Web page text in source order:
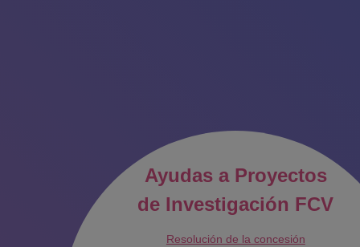
Ayudas a Proyectos
de Investigación FCV
Resolución de la concesión